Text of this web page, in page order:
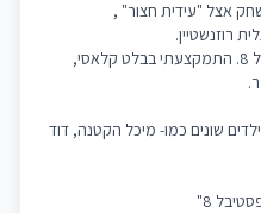
רוזנשטיין.
אצל "לילך פרידמן" מגיל 8. התמקצעתי בבלט קלאסי,
אומני ילדים שונים כמו- מיכל הקטנה, דוד